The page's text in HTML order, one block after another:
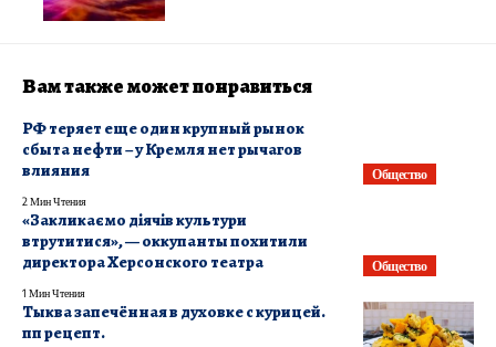
Вам также может понравиться
Общество
РФ теряет еще один крупный рынок
сбыта нефти – у Кремля нет рычагов
влияния
2 Мин Чтения
Общество
«Закликаємо діячів культури
втрутитися», — оккупанты похитили
директора Херсонского театра
1 Мин Чтения
Тыква запечённая в духовке с курицей.
пп рецепт.